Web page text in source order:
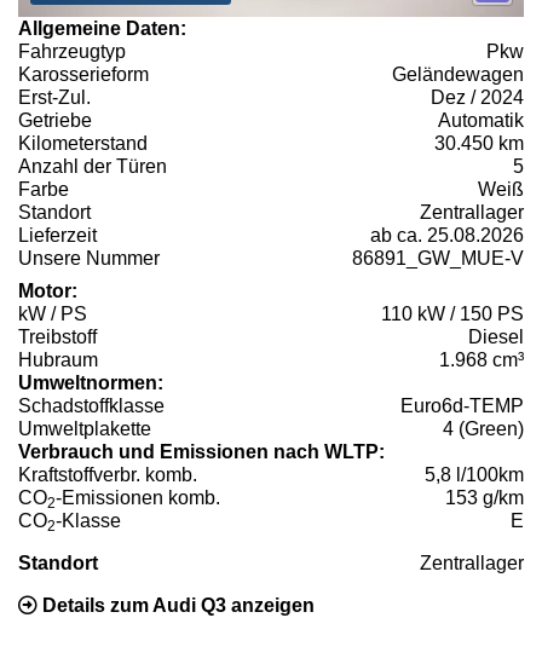
Allgemeine Daten:
Fahrzeugtyp
Pkw
Karosserieform
Geländewagen
Erst-Zul.
Dez / 2024
Getriebe
Automatik
Kilometerstand
30.450 km
Anzahl der Türen
5
Farbe
Weiß
Standort
Zentrallager
Lieferzeit
ab ca. 25.08.2026
Unsere Nummer
86891_GW_MUE-V
Motor:
kW / PS
110 kW / 150 PS
Treibstoff
Diesel
Hubraum
1.968 cm³
Umweltnormen:
Schadstoffklasse
Euro6d-TEMP
Umweltplakette
4 (Green)
Verbrauch und Emissionen nach WLTP:
Kraftstoffverbr. komb.
5,8 l/100km
CO2-Emissionen komb.
153 g/km
CO2-Klasse E
Standort Zentrallager
Details zum Audi Q3 anzeigen